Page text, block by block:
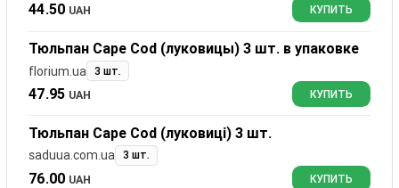
44.50 UAH КУПИТЬ
Тюльпан Cape Cod (луковицы) 3 шт. в упаковке
florium.ua 3 шт.
47.95 UAH КУПИТЬ
Тюльпан Cape Cod (луковиці) 3 шт.
saduua.com.ua 3 шт.
76.00 UAH КУПИТЬ